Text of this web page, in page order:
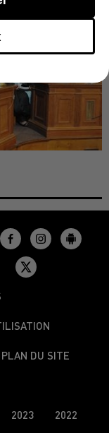
PLAN DU SITE
2023 2022